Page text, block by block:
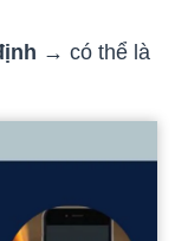
→ có thể là